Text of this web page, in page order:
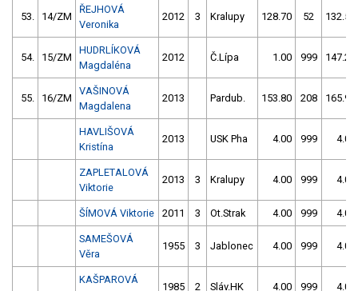
53. 14/ZM
ŘEJHOVÁ
Veronika
2012 3 Kralupy 128.70 52 132.50
54. 15/ZM
HUDRLÍKOVÁ
Magdaléna
2012 Č.Lípa 1.00 999 147.20
55. 16/ZM
VAŠINOVÁ
Magdalena
2013 Pardub. 153.80 208 165.90
HAVLIŠOVÁ
Kristína
2013 USK Pha 4.00 999 4.00
ZAPLETALOVÁ
Viktorie
2013 3 Kralupy 4.00 999 4.00
ŠÍMOVÁ Viktorie 2011 3 Ot.Strak 4.00 999 4.00
SAMEŠOVÁ
Věra
1955 3 Jablonec 4.00 999 4.00
KAŠPAROVÁ
1985 2 Sláv.HK 4.00 999 4.00